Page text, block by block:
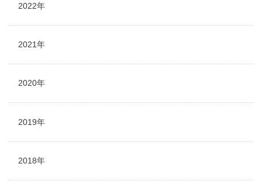
2022年
2021年
2020年
2019年
2018年